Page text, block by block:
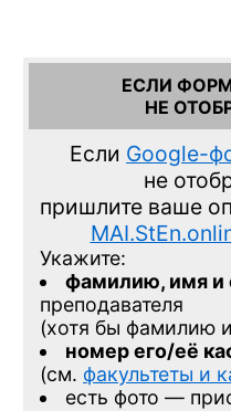
ЕСЛИ
НЕ
Если Google-
не
пришлите ваше
Укажите:
фамилию, имя и
преподавателя
(хотя бы фамилию
номер его/её
(см. факультеты и
есть фото —